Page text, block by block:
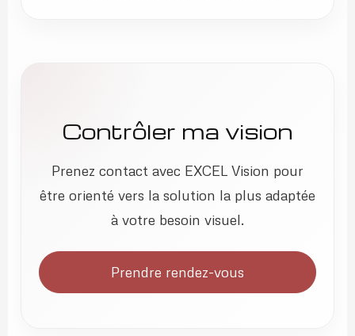
Contrôler ma vision
Prenez contact avec EXCEL Vision pour
être orienté vers la solution la plus adaptée
à votre besoin visuel.
Prendre rendez-vous